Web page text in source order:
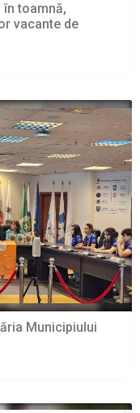
toamnă,
vacante de
Municipiului